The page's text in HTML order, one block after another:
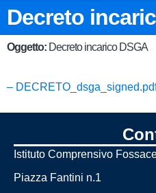
Decreto
Oggetto: Decreto incarico DSGA
–
Istituto Comprensivo
Piazza Fantini n.1